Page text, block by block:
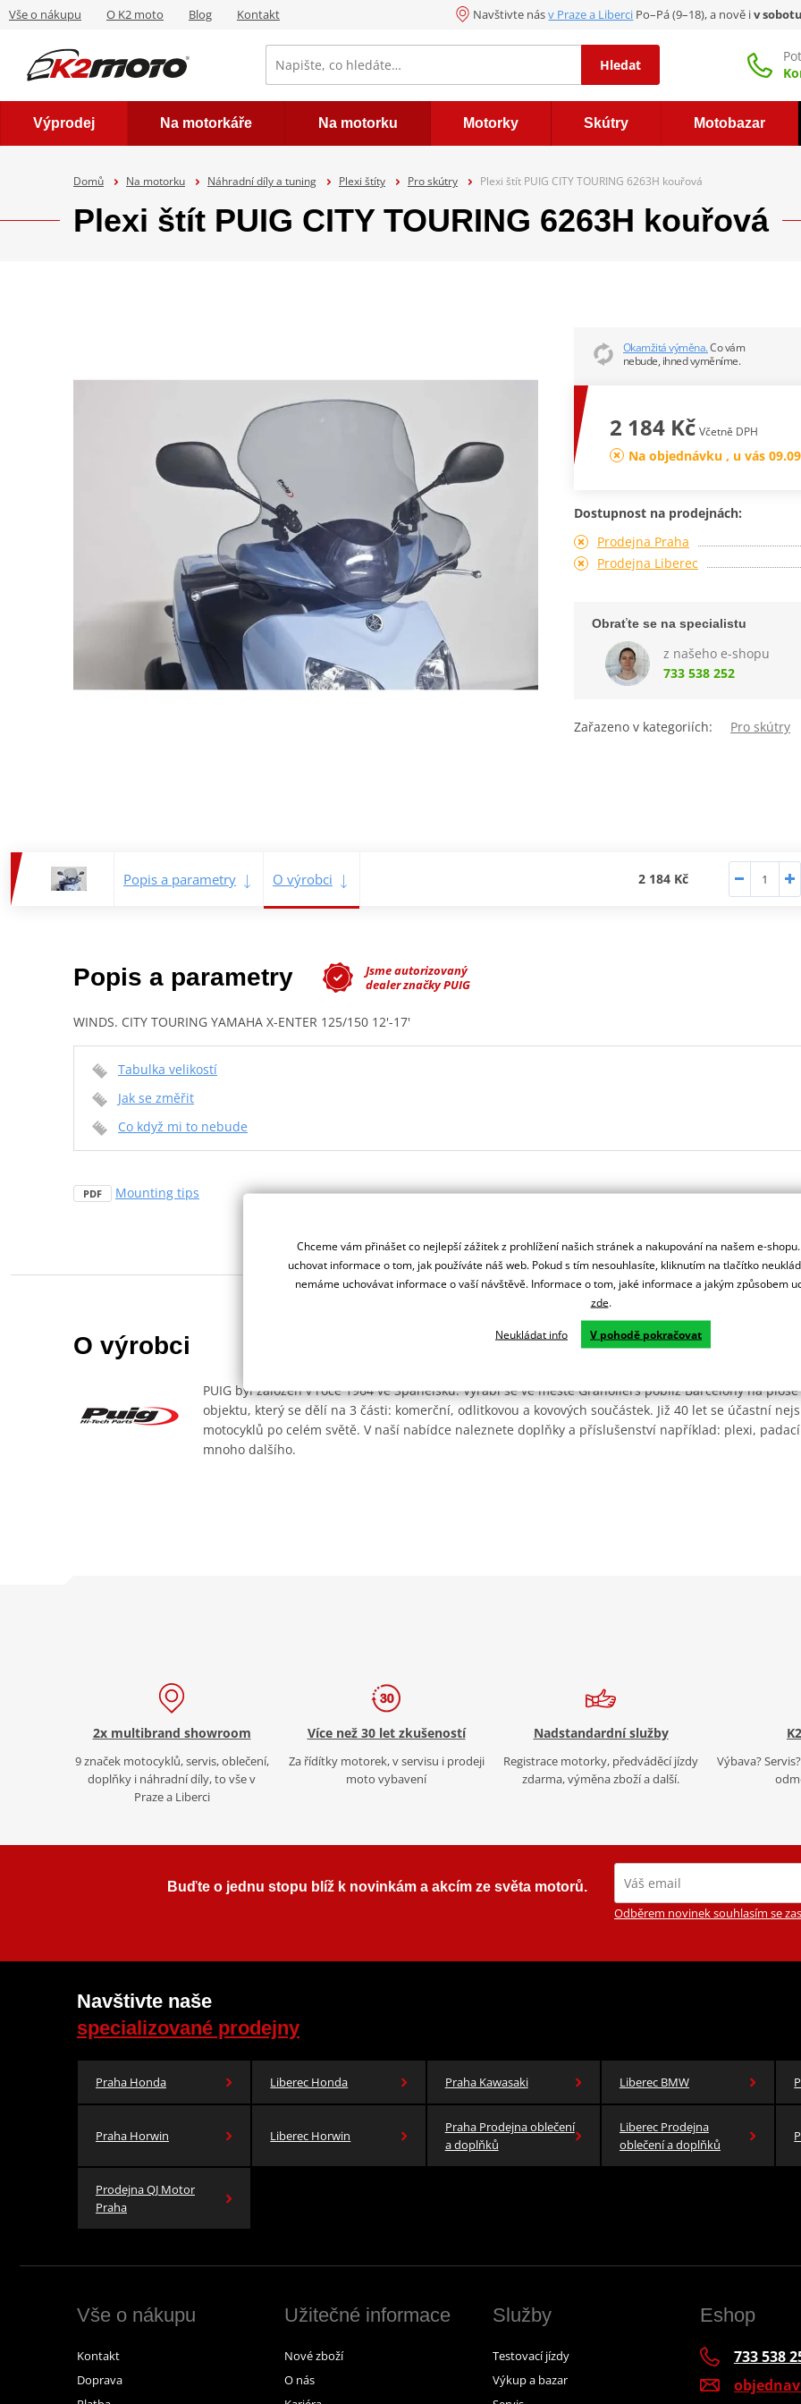
Vše o nákupu O K2 moto Blog Kontakt Navštivte násv Praze a Liberci Po–Pá (9–18), a nově iv sobotu
Hledat
Výprodej Na motorkáře Na motorku Motorky Skútry Motobazar
Domů Na motorku Náhradní díly a tuning Plexi štíty Pro skútry Plexi štít PUIG CITY TOURING 6263H kouřová
Plexi štít PUIG CITY TOURING 6263H kouřová
Okamžitá výměna.Co vám
nebude, ihned vyměníme.
2 184 Kč Včetně DPH
Na objednávku , u vás
Dostupnost na prodejnách:
Prodejna Praha
Prodejna Liberec
Obraťte se na specialistu
z našeho e-shopu
733 538 252
Zařazeno v kategoriích: Pro skútry
Popis a parametry O výrobci 2 184 Kč
Popis a parametry
Jsme autorizovaný
dealer značky PUIG
WINDS. CITY TOURING YAMAHA X-ENTER 125/150 12'-17'
Tabulka velikostí
Jak se změřit
Co když mi to nebude
PDF Mounting tips
O výrobci
PUIG byl založen v roce 1964 ve Španělsku. Vyrábí se ve městě Granollers poblíž Barcelony na ploše
objektu, který se dělí na 3 části: komerční, odlitkovou a kovových součástek. Již 40 let se účastní
motocyklů po celém světě. V naší nabídce naleznete doplňky a příslušenství například: plexi,
mnoho dalšího.
2x multibrand showroom
9 značek motocyklů, servis, oblečení,
doplňky i náhradní díly, to vše v
Praze a Liberci
Více než 30 let zkušeností
Za řídítky motorek, v servisu i prodeji
moto vybavení
Nadstandardní služby
Registrace motorky, předváděcí jízdy
zdarma, výměna zboží a další.
Výbava?
Buďte o jednu stopu blíž k novinkám a akcím ze světa motorů.
Odběrem novinek souhlasím se
Navštivte naše
specializované prodejny
Praha Honda Liberec Honda Praha Kawasaki Liberec BMW
Praha Horwin Liberec Horwin
Praha Prodejna oblečení
a doplňků
Liberec Prodejna
oblečení a doplňků
Prodejna QJ Motor
Praha
Vše o nákupu
Kontakt
Doprava
Užitečné informace
Nové zboží
O nás
Služby
Testovací jízdy
Výkup a bazar
Eshop
733 538
Chceme vám přinášet co nejlepší zážitek z prohlížení našich stránek a nakupování na našem e-
uchovat informace o tom, jak používáte náš web. Pokud s tím nesouhlasíte, kliknutím na tlačítko
nemáme uchovávat informace o vaší návštěvě. Informace o tom, jaké informace a jakým způsobem
zde.
Neukládat info V pohodě pokračovat